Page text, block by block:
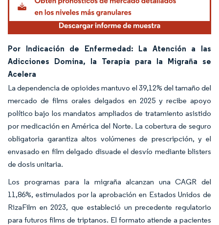
Por Indicación de Enfermedad: La Atención a las
Adicciones Domina, la Terapia para la Migraña se
Acelera
La dependencia de opioides mantuvo el 39,12% del tamaño del
mercado de films orales delgados en 2025 y recibe apoyo
político bajo los mandatos ampliados de tratamiento asistido
por medicación en América del Norte. La cobertura de seguro
obligatoria garantiza altos volúmenes de prescripción, y el
envasado en film delgado disuade el desvío mediante blisters
de dosis unitaria.
Los programas para la migraña alcanzan una CAGR del
11,86%, estimulados por la aprobación en Estados Unidos de
RizaFilm en 2023, que estableció un precedente regulatorio
para futuros films de triptanos. El formato atiende a pacientes